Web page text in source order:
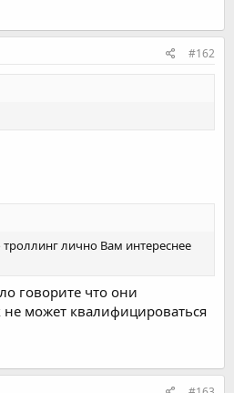
#162
лично Вам интереснее
говорите что они
не может квалифицироваться